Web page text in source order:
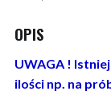
OPIS
UWAGA !
ilości np. na